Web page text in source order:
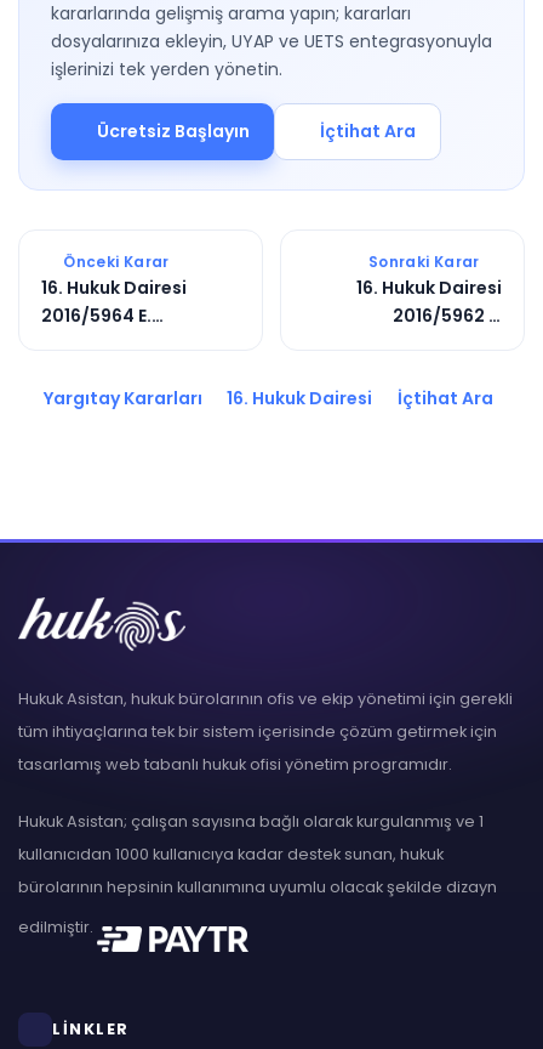
kararlarında gelişmiş arama yapın; kararları
dosyalarınıza ekleyin, UYAP ve UETS entegrasyonuyla
işlerinizi tek yerden yönetin.
Ücretsiz Başlayın İçtihat Ara
Önceki Karar
16. Hukuk Dairesi
2016/5964 E.
Sonraki Karar
16. Hukuk Dairesi
2016/5962 E.
Yargıtay Kararları 16. Hukuk Dairesi İçtihat Ara
Hukuk Asistan, hukuk bürolarının ofis ve ekip yönetimi için gerekli
tüm ihtiyaçlarına tek bir sistem içerisinde çözüm getirmek için
tasarlamış web tabanlı hukuk ofisi yönetim programıdır.
Hukuk Asistan; çalışan sayısına bağlı olarak kurgulanmış ve 1
kullanıcıdan 1000 kullanıcıya kadar destek sunan, hukuk
bürolarının hepsinin kullanımına uyumlu olacak şekilde dizayn
edilmiştir.
LİNKLER